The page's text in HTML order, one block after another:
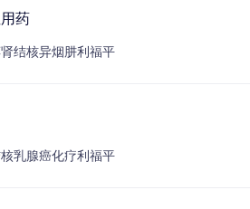
药
肾结核异烟肼利福平
乳腺癌化疗利福平